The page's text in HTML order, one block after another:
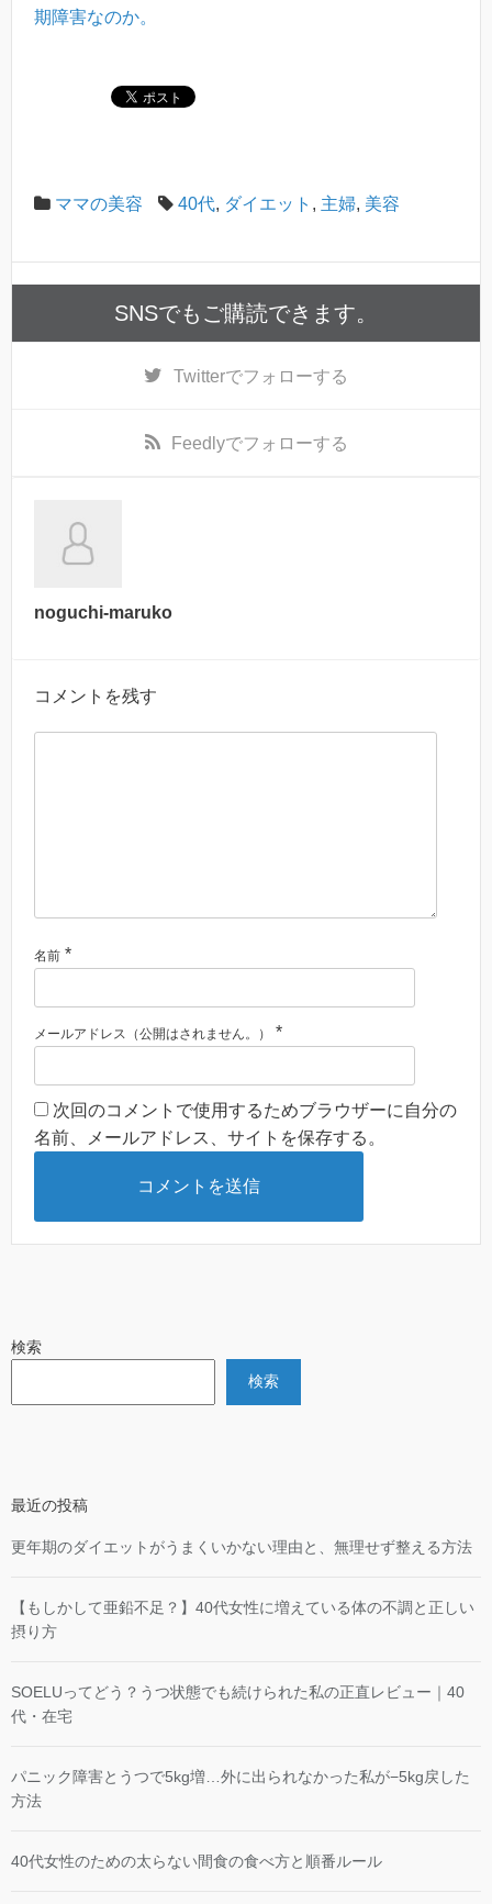
期障害なのか。
ママの美容 40代, ダイエット , 主婦, 美容
SNSでもご購読できます。
Twitterでフォローする
Feedlyでフォローする
noguchi-maruko
コメントを残す
名前 *
メールアドレス（公開はされません。） *
次回のコメントで使用するためブラウザーに自分の
名前、メールアドレス、サイトを保存する。
検索
検索
最近の投稿
更年期のダイエットがうまくいかない理由と、無理せず整える方法
【もしかして亜鉛不足？】40代女性に増えている体の不調と正しい
摂り方
SOELUってどう？うつ状態でも続けられた私の正直レビュー｜40
代・在宅
パニック障害とうつで5kg増…外に出られなかった私が−5kg戻した
方法
40代女性のための太らない間食の食べ方と順番ルール